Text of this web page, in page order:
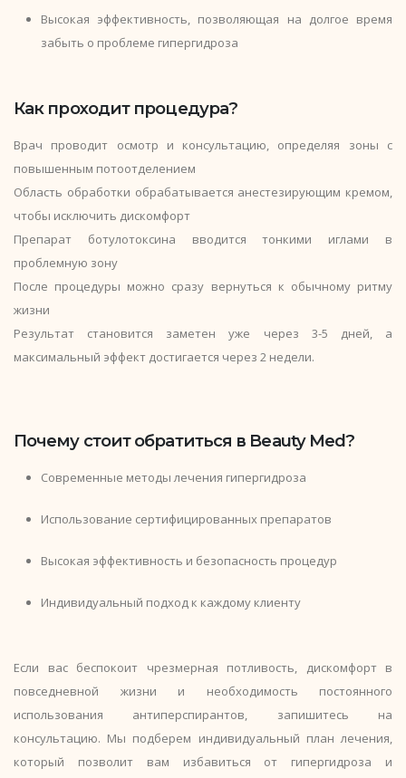
Высокая эффективность, позволяющая на долгое время
забыть о проблеме гипергидроза
Как проходит процедура?
Врач проводит осмотр и консультацию, определяя зоны с
повышенным потоотделением
Область обработки обрабатывается анестезирующим кремом,
чтобы исключить дискомфорт
Препарат ботулотоксина вводится тонкими иглами в
проблемную зону
После процедуры можно сразу вернуться к обычному ритму
жизни
Результат становится заметен уже через 3-5 дней, а
максимальный эффект достигается через 2 недели.
Почему стоит обратиться в Beauty Med?
Современные методы лечения гипергидроза
Использование сертифицированных препаратов
Высокая эффективность и безопасность процедур
Индивидуальный подход к каждому клиенту
Если вас беспокоит чрезмерная потливость, дискомфорт в
повседневной жизни и необходимость постоянного
использования антиперспирантов, запишитесь на
консультацию. Мы подберем индивидуальный план лечения,
который позволит вам избавиться от гипергидроза и